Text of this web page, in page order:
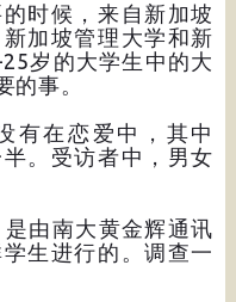
时候，来自新加坡
加坡管理大学和新
岁的大学生中的大
的事。
有在恋爱中，其中
。受访者中，男女
由南大黄金辉通讯
生进行的。调查一